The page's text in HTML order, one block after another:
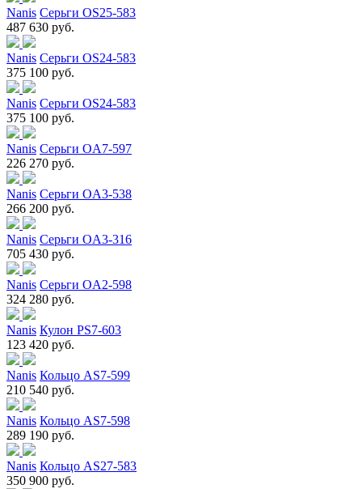
Nanis Серьги OS25-583
487 630 руб.
Nanis Серьги OS24-583
375 100 руб.
Nanis Серьги OS24-583
375 100 руб.
Nanis Серьги OA7-597
226 270 руб.
Nanis Серьги OA3-538
266 200 руб.
Nanis Серьги OA3-316
705 430 руб.
Nanis Серьги OA2-598
324 280 руб.
Nanis Кулон PS7-603
123 420 руб.
Nanis Кольцо AS7-599
210 540 руб.
Nanis Кольцо AS7-598
289 190 руб.
Nanis Кольцо AS27-583
350 900 руб.